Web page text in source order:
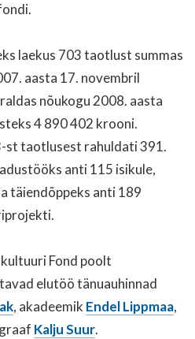
laekus 703 taotlust summas
aasta 17. novembril
nõukogu 2008. aasta
4 890 402 krooni.
st taotlusest rahuldati 391.
anti 115 isikule,
täiendõppeks anti 189
Fond poolt
elutöö tänuauhinnad
, akadeemik Endel Lippmaa,
Kalju Suur.